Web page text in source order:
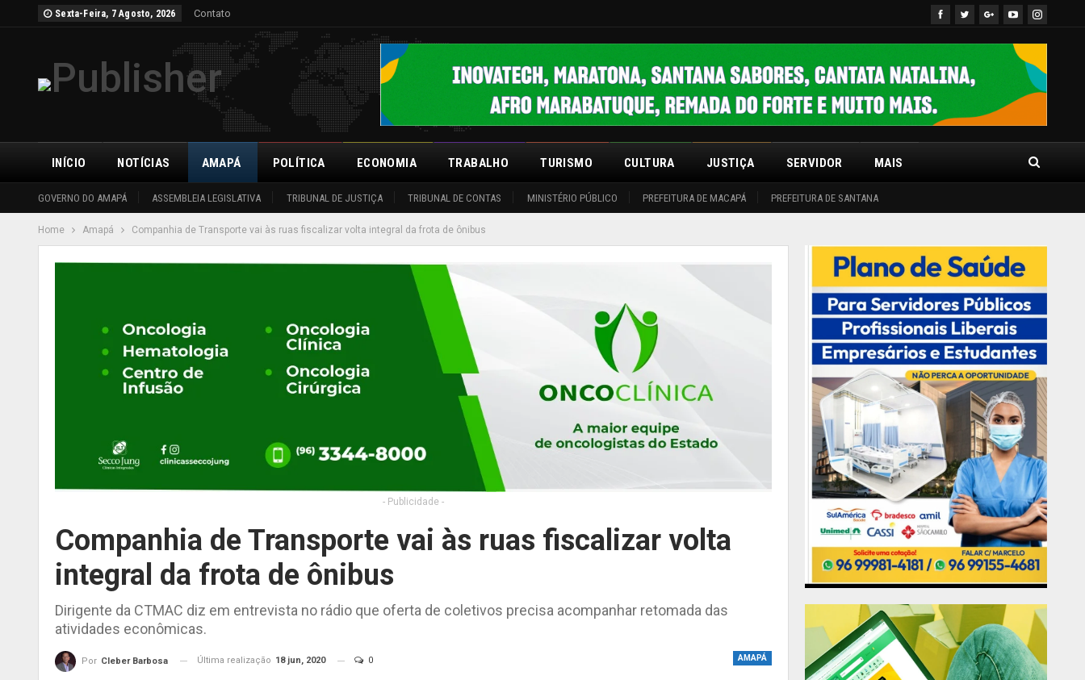
Sexta-Feira, 7 Agosto, 2026 Contato
INÍCIO
GOVERNO DO AMAPÁ ASSEMBLEIA LEGISLATIVA TRIBUNAL DE JUSTIÇA TRIBUNAL DE CONTAS MINISTÉRIO PÚBLICO PREFEITURA DE MACAPÁ PREFEITURA DE SANTANA
NOTÍCIAS AMAPÁ POLÍTICA ECONOMIA TRABALHO TURISMO CULTURA JUSTIÇA SERVIDOR MAIS
Home Amapá Companhia de Transporte vai às ruas fiscalizar volta integral da frota de ônibus
- Publicidade -
Companhia de Transporte vai às ruas fiscalizar volta
integral da frota de ônibus
Dirigente da CTMAC diz em entrevista no rádio que oferta de coletivos precisa acompanhar retomada das
atividades econômicas.
AMAPÁ
Por Cleber Barbosa Última realização 18 jun, 2020 0